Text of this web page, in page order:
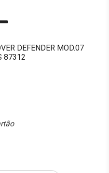
DEFENDER MOD.07
87312